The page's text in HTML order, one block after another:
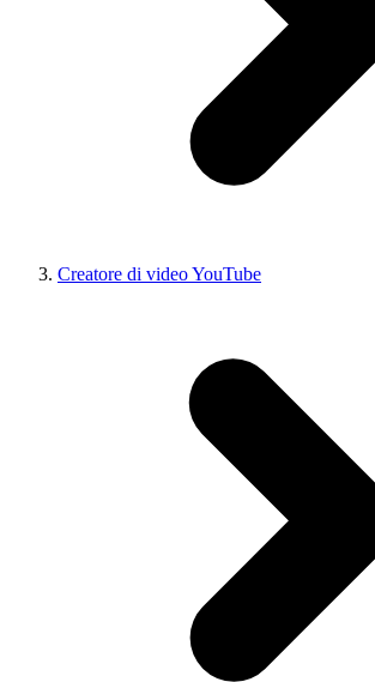
Creatore di video YouTube